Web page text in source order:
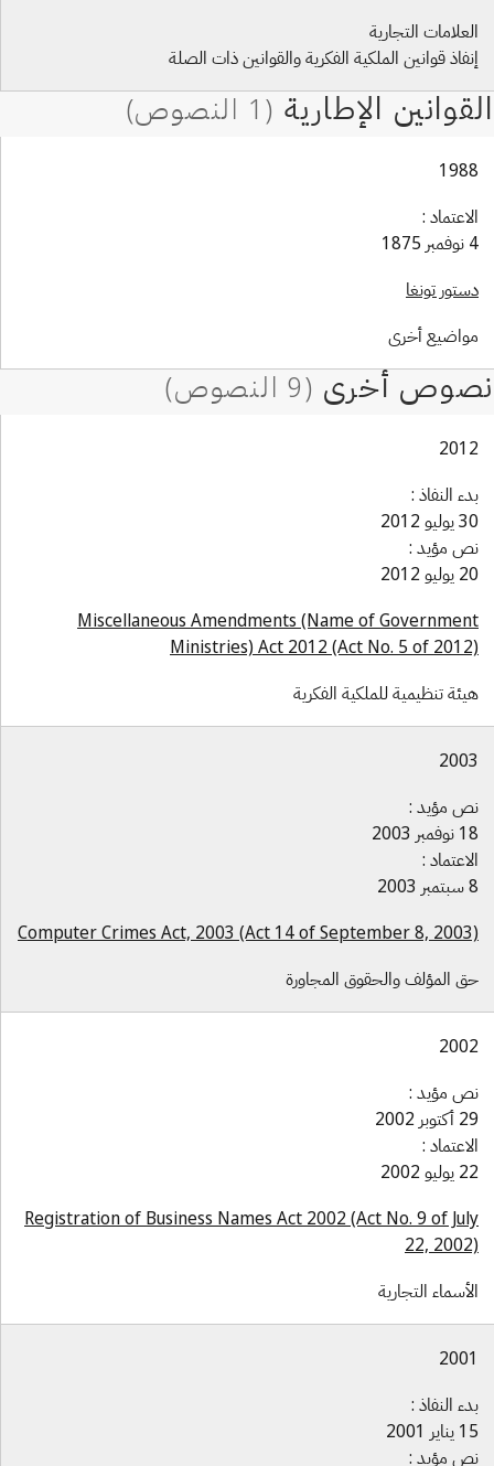
التجارية
قوانين الملكية الفكرية والقوانين ذات الصلة
:
تونغا
أخرى
النفاذ :
مؤيد :
Miscellaneous Amendments (Name of
Ministries) Act 2012 (Act No. 5 of
تنظيمية للملكية الفكرية
مؤيد :
:
Computer Crimes Act, 2003 (Act 14 of September 8,
المؤلف والحقوق المجاورة
مؤيد :
:
Registration of Business Names Act 2002 (Act No. 9 of
22,
التجارية
النفاذ :
مؤيد :